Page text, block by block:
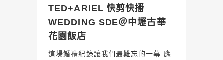
TED+ARIEL 快剪快播
WEDDING SDE＠中壢古華
花園飯店
這場婚禮紀錄讓我們最難忘的一幕 應